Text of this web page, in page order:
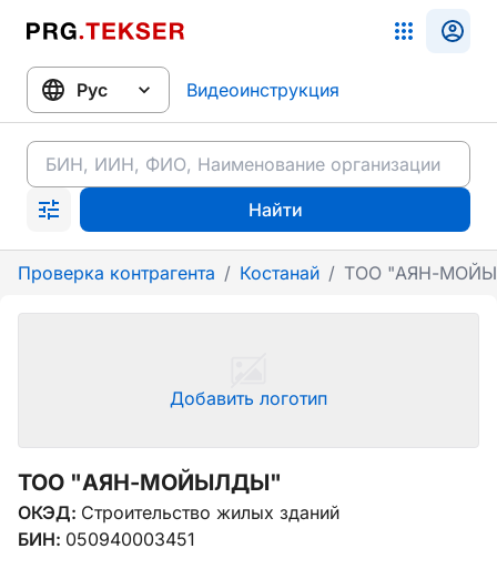
Видеоинструкция
Найти
Проверка контрагента / Костанай / ТОО "АЯН-
Добавить логотип
ТОО "АЯН-МОЙЫЛДЫ"
ОКЭД: Строительство жилых зданий
БИН: 050940003451